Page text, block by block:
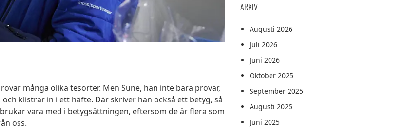
många olika tesorter. Men Sune, han inte bara provar,
klistrar in i ett häfte. Där skriver han också ett betyg, så
vara med i betygsättningen, eftersom de är flera som
oss.
ARKIV
Augusti 2026
Juli 2026
Juni 2026
Oktober 2025
September 2025
Augusti 2025
Juni 2025